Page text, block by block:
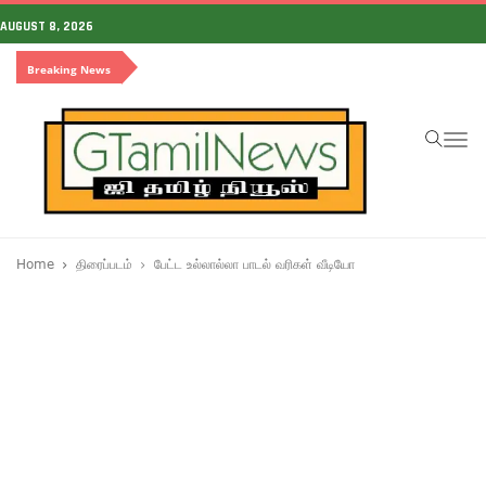
AUGUST 8, 2026
Breaking News
Home திரைப்படம் பேட்ட உல்லால்லா பாடல் வரிகள் வீடியோ